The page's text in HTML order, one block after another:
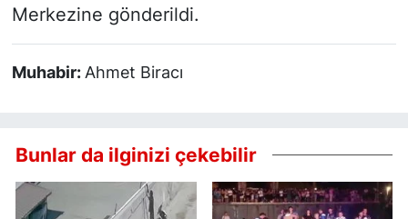
Merkezine gönderildi.
Muhabir:Ahmet Biracı
Bunlar da ilginizi çekebilir